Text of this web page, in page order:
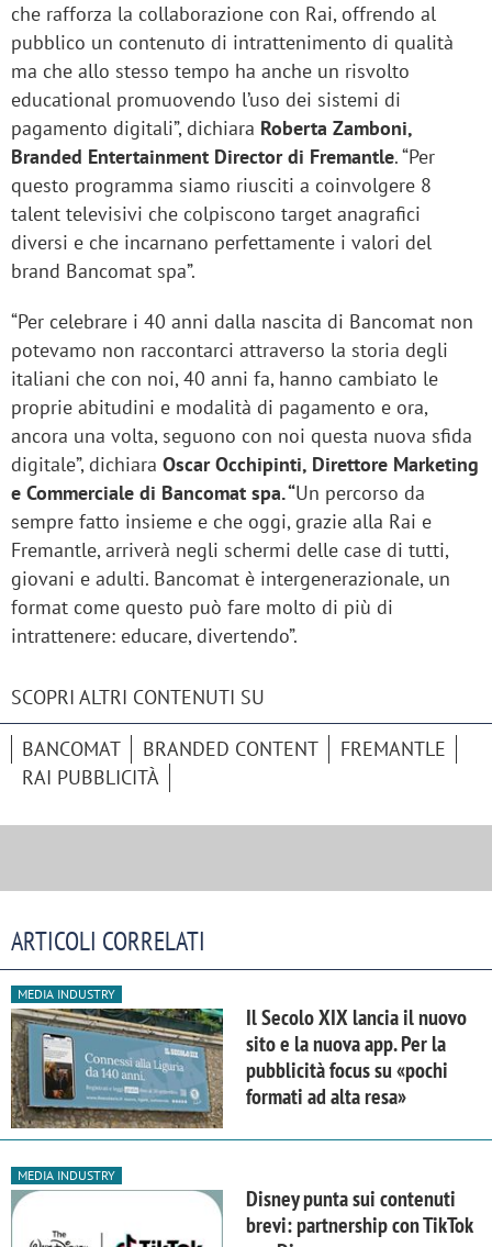
che rafforza la collaborazione con Rai, offrendo al
pubblico un contenuto di intrattenimento di qualità
ma che allo stesso tempo ha anche un risvolto
educational promuovendo l’uso dei sistemi di
pagamento digitali”, dichiara Roberta Zamboni,
Branded Entertainment Director di Fremantle. “Per
questo programma siamo riusciti a coinvolgere 8
talent televisivi che colpiscono target anagrafici
diversi e che incarnano perfettamente i valori del
brand Bancomat spa”.
“Per celebrare i 40 anni dalla nascita di Bancomat non
potevamo non raccontarci attraverso la storia degli
italiani che con noi, 40 anni fa, hanno cambiato le
proprie abitudini e modalità di pagamento e ora,
ancora una volta, seguono con noi questa nuova sfida
digitale”, dichiara Oscar Occhipinti, Direttore Marketing
e Commerciale di Bancomat spa. “Un percorso da
sempre fatto insieme e che oggi, grazie alla Rai e
Fremantle, arriverà negli schermi delle case di tutti,
giovani e adulti. Bancomat è intergenerazionale, un
format come questo può fare molto di più di
intrattenere: educare, divertendo”.
SCOPRI ALTRI CONTENUTI SU
BANCOMAT BRANDED CONTENT
FREMANTLE
RAI PUBBLICITÀ
ARTICOLI CORRELATI
MEDIA INDUSTRY
Il Secolo XIX lancia il nuovo
sito e la nuova app. Per la
pubblicità focus su «pochi
formati ad alta resa»
MEDIA INDUSTRY
Disney punta sui contenuti
brevi: partnership con TikTok